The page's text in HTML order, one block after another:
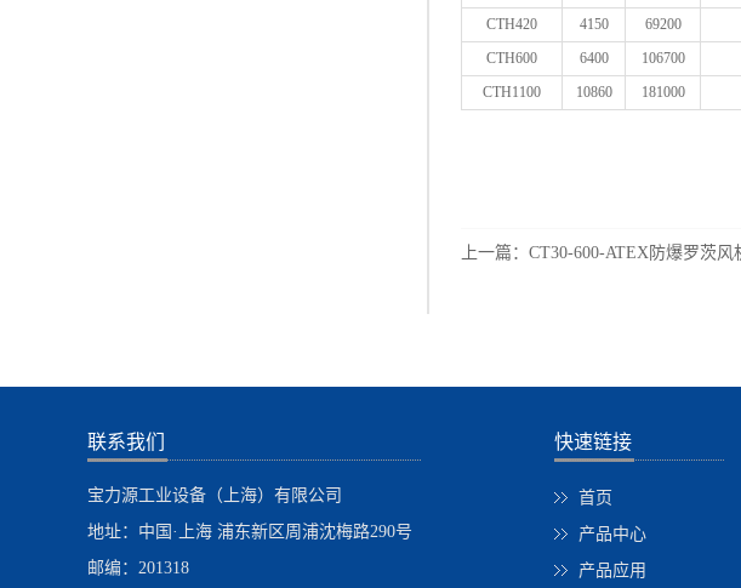
CTH420
4150 69200
CTH600
6400 106700
CTH1100
10860 181000
上一篇： CT30-600-ATEX防爆罗茨风
联系我们
宝力源工业设备（上海）有限公司
地址：中国·上海 浦东新区周浦沈梅路290号
邮编：201318
快速链接
首页
产品中心
产品应用